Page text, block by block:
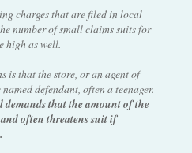
charges that are filed in local
number of small claims suits for
high as well.
is that the store, or an agent of
defendant, often a teenager.
demands that the amount of the
often threatens suit if